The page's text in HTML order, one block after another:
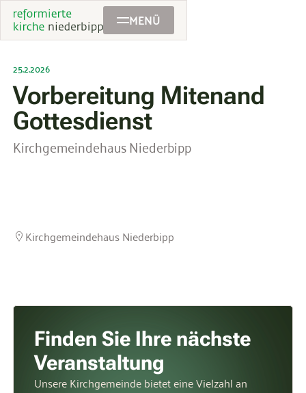
MENÜ
25.2.2026
Vorbereitung Mitenand
Gottesdienst
Kirchgemeindehaus Niederbipp
Kirchgemeindehaus Niederbipp
Finden Sie Ihre nächste
Veranstaltung
Unsere Kirchgemeinde bietet eine Vielzahl an